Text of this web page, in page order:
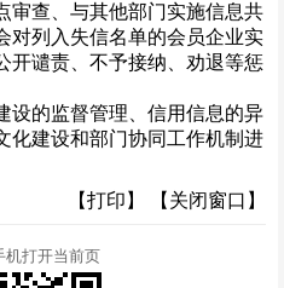
审查、与其他部门实施信息共
对列入失信名单的会员企业实
开谴责、不予接纳、劝退等惩
的监督管理、信用信息的异
化建设和部门协同工作机制进
【打印】
【关闭窗口】
机打开当前页